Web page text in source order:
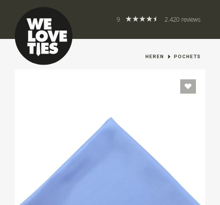
9 2.420 reviews
HEREN POCHETS